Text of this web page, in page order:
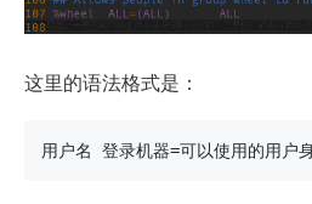
这里的语法格式是：
用户名 登录机器=可以使用的用户